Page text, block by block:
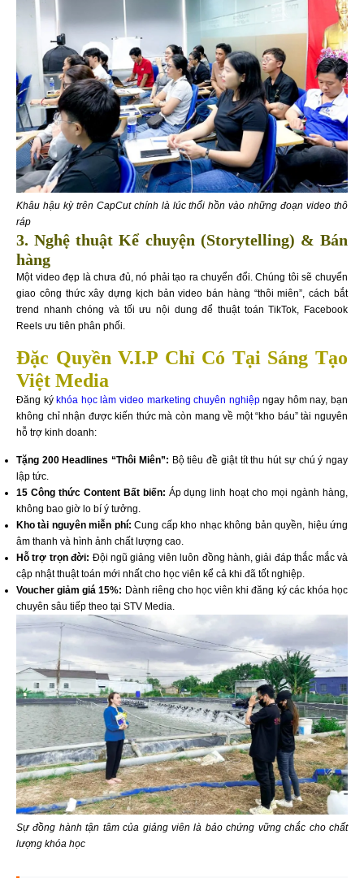
Khâu hậu kỳ trên CapCut chính là lúc thổi hồn vào những đoạn video thô
ráp
3. Nghệ thuật Kể chuyện (Storytelling) & Bán
hàng
Một video đẹp là chưa đủ, nó phải tạo ra chuyển đổi. Chúng tôi sẽ chuyển
giao công thức xây dựng kịch bản video bán hàng “thôi miên”, cách bắt
trend nhanh chóng và tối ưu nội dung để thuật toán TikTok, Facebook
Reels ưu tiên phân phối.
Đặc Quyền V.I.P Chỉ Có Tại Sáng Tạo
Việt Media
Đăng kýkhóa học làm video marketing chuyên nghiệpngay hôm nay, bạn
không chỉ nhận được kiến thức mà còn mang về một “kho báu” tài nguyên
hỗ trợ kinh doanh:
Tặng 200 Headlines “Thôi Miên”: Bộ tiêu đề giật tít thu hút sự chú ý ngay
lập tức.
15 Công thức Content Bất biến: Áp dụng linh hoạt cho mọi ngành hàng,
không bao giờ lo bí ý tưởng.
Kho tài nguyên miễn phí: Cung cấp kho nhạc không bản quyền, hiệu ứng
âm thanh và hình ảnh chất lượng cao.
Hỗ trợ trọn đời: Đội ngũ giảng viên luôn đồng hành, giải đáp thắc mắc và
cập nhật thuật toán mới nhất cho học viên kể cả khi đã tốt nghiệp.
Voucher giảm giá 15%: Dành riêng cho học viên khi đăng ký các khóa học
chuyên sâu tiếp theo tại STV Media.
Sự đồng hành tận tâm của giảng viên là bảo chứng vững chắc cho chất
lượng khóa học